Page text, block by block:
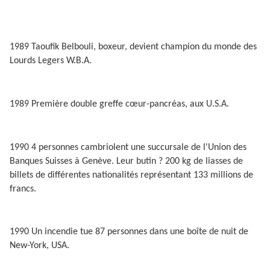
1989 Taoufik Belbouli, boxeur, devient champion du monde des
Lourds Legers W.B.A.
1989 Première double greffe cœur-pancréas, aux U.S.A.
1990 4 personnes cambriolent une succursale de l'Union des
Banques Suisses à Genève. Leur butin ? 200 kg de liasses de
billets de différentes nationalités représentant 133 millions de
francs.
1990 Un incendie tue 87 personnes dans une boîte de nuit de
New-York, USA.